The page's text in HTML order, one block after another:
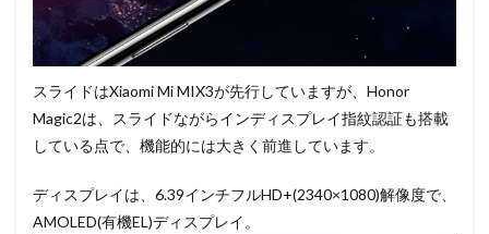
スライドはXiaomi Mi MIX3が先行していますが、Honor
Magic2は、スライドながらインディスプレイ指紋認証も搭載
している点で、機能的には大きく前進しています。
ディスプレイは、6.39インチフルHD+(2340×1080)解像度で、
AMOLED(有機EL)ディスプレイ。